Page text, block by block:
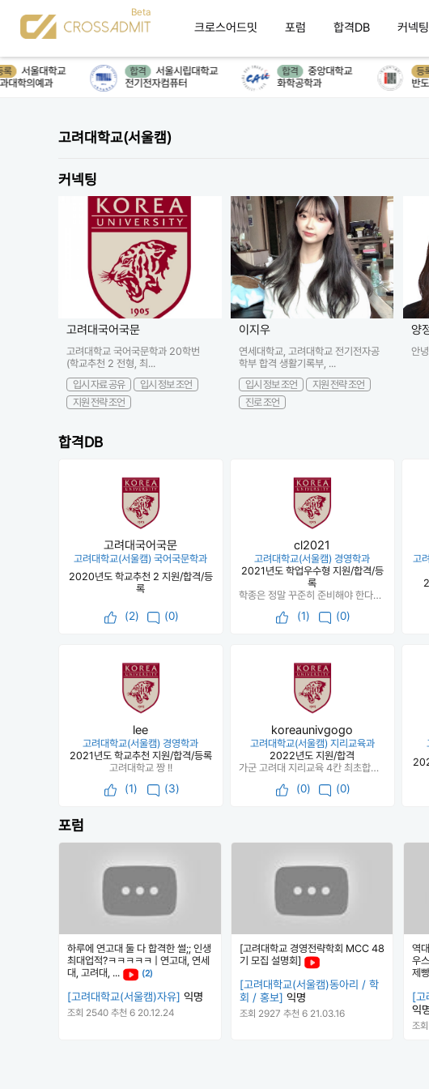
크로스어드밋 포럼 합격DB 커넥팅
서울대학교
학의예과
합격
서울시립대학교
전기전자컴퓨터
합격
중앙대학교
화학공학과
등록
반도
고려대학교(서울캠)
커넥팅
고려대국어국문
고려대학교 국어국문학과 20학번
(학교추천 2 전형, 최...
입시 자료 공유
입시 정보 조언
지원 전략 조언
이지우
연세대학교, 고려대학교 전기전자공
학부 합격 생활기록부, ...
입시 정보 조언
지원 전략 조언
진로 조언
양
안
합격DB
고려대국어국문
고려대학교(서울캠) 국어국문학과
2020년도 학교추천 2 지원/합격/등
록
(2) (0)
cl2021
고려대학교(서울캠) 경영학과
2021년도 학업우수형 지원/합격/등
록
학종은 정말 꾸준히 준비해야 한다고 생각해요. 무엇보다 가장 중요한 건 내신입니다. 내신 관리 열심히 하시고 본인 진로와 관련 없을 거 같은 교과목이어도 최대한 접점을 찾아보세요. 또한 융합형 인재같이 여러 과목에 능통한 인재상을 대학이 좋아하는 거 같아요. 실제로 제가 고려대학교 경영학과 교수님이 진행하시는 학과 설명 강의를 들으러 갔을 때도 융합형 인재상을 강조하셨고요. 그러니 놓는 과목 없이 다 열심히 준비하시기 바랍니다. 아 그리고 비교과보다도 세특이 제일 중요합니다. 세특 내용이 진짜 진로와의 연관성이 보여야 더 유리한 거 같더라고요.
(1) (0)
고
lee
고려대학교(서울캠) 경영학과
2021년도 학교추천 지원/합격/등록
고려대학교 짱 !!
(1) (3)
koreaunivgogo
고려대학교(서울캠) 지리교육과
2022년도 지원/합격
가군 고려대 지리교육 4칸 최초합격 나군 서강대학교 지식융합미디어학과 5칸(예비번호 41번) 다군 건국대학교 스마트운행체공학과 7칸 (결과는 안나왔지만 7칸 + 21명 모집에 점공 11/199(313명지원)인걸로 최초합 예상) 1번과 같음 다만 추가할점 1.고대 지교같은경우 진학사 실제 지원 대학에 지원한 사람중 14/25였음. 여기서 진학사는 사람들이 더 들어올것으로 예상하고 추가합격이 안돌것으로 봐서 (실제로 저희과는 추합이 3년동안 평균적으로 1.3명이 돌았습니다.) 11등까지 합격권으로 잡고 12,13,14등은 4칸 15등은 2칸을 줬습니다. (한등수만 밀렸더라면 2칸이여서 안썼을듯...) 정시이월이 결정되기전에 지리교육의 모집인원은 13명, 진학사의 예상이월인원은 1명으로 14명이 모집될것으로 예상하였으나 실제로 이월된 인원은 무려 5명!! 덕분에 모집인원이 18명이 되었고 입학을 할 수 있게 되었습니다. 위의 내용은 진학사가 실제 지원대학을 최종마감을 친 1/1까지의 상황이고 모두가 알듯이 1/3일까지 실지원자수가 계속 변하잖아요? 그때 제가 최종적으로 확인한 제 등수는 17/61이였습니다. 실제 지원대학에서의 지원자보다 무려 2배이상 들어온거죠. 저는 이때 17등이 정말 들어올사람 다들어와서 17등인걸로 판단하고 그냥 고려대학교 넣기로 결심했습니다. 그리고 지원당일 고려대 지교는 역대급 폭이 났습니다. 고대 특성상 10시,2시(맞나?)에 업데이트를 했는데 유일하게 경쟁률 1을 못넘은과가 우리과랑 중어중문.. (2시 기준 고대 지교는 0.9:1) 설마설마했는데 6시 이후 최종경쟁률을 확인해보니 9.28:1 이라는 역대급 경쟁률이 찍혔습니다. (최근 3개년 경쟁률 평균 2~3정도, 진학사 예상경쟁률 2.5) 예상했던 45명 정도가 아닌 무려 167명이 지원을 한거죠! 속으로 천불나긴했는데 그래도 멘탈잡고 바로 다음날 점수공개를 기다렸습니다. 바로 점수 공개를 하고 한 10일정도는 점수공개만 보면서 계산기만 하루종일 돌려봤던거 같습니다 ㅋㅋ 시간 달라지면 등수 더 좋아지나 싶어서 ㅋㅋ 그런데 엄청난 폭 때문이지 절대 최초합은 안뜨고 (최소로봤을때도) 예비는 3~5정도, 위에서 말했듯이 저희과는 예비가 안나기 때문에 솔직히 어느정도 포기하고 있었습니다. 고대발표나기 하루전 여느때와 같이 계산기를 돌렸을 때 제 등수는 15/49(167) 점공 계산기는 예비 3.3을 띄워줬고 거의 포기한 상태였지만 저희과는 3년동안 모든 합격자가 점수공개를 하였기에 15등이 최종등수가 될거라는 실낱같은 희망을 가지고 고대 발표를 기다렸습니다. (참고로 점공계산기가 아닌 수만휘 계산법으로 예비 20+ 으로 나와서 더 가망이 없었습니다 ㅋㅋㅋ) 하지만 결과는? 최초합으로 고대를 들어올 수 있었습니다. 제가 이 글을 이렇게 길게쓰는이유는 수만휘에 많은 글을 보면 점공계산기에 너무 일희일비하는 사람들이 많은 것 같습니다. 물론 계산기가 정말 좋은 프로그램이고 정확성도 엄청나지만 저같은 경우도 있다는것을 보시고 결과가 안좋더라도 너무 희망 잃지말고 차분히 기다리시면 좋은 결과 있을 것 같습니다. 다들 원하는 대학 들어가실 수 있을겁니다!!
(0) (0)
포럼
하루에 연고대 둘 다 합격한 썰;; 인생
최대업적?ㅋㅋㅋㅋㅋ | 연고대, 연세
대, 고려대, ...
(2)
[고려대학교(서울캠)자유] 익명
조회 2540 추천 6 20.12.24
[고려대학교 경영전략학회 MCC 48
기 모집 설명회]
[고려대학교(서울캠)동아리 / 학
회 / 홍보] 익명
조회 2927 추천 6 21.03.16
역
우
제
[고
익
조